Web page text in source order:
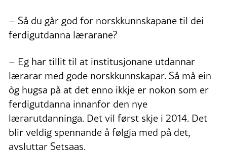
– Så du går god for norskkunnskapane til dei
ferdigutdanna lærarane?
– Eg har tillit til at institusjonane utdannar
lærarar med gode norskkunnskapar. Så må ein
òg hugsa på at det enno ikkje er nokon som er
ferdigutdanna innanfor den nye
lærarutdanninga. Det vil først skje i 2014. Det
blir veldig spennande å følgja med på det,
avsluttar Setsaas.